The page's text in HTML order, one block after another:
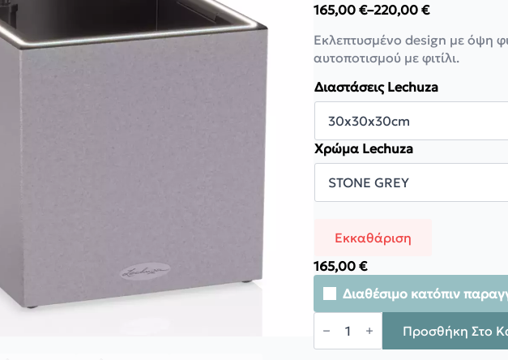
165,00 €–220,00 €
Price
range:
165,00 €
through
220,00 €
Εκλεπτυσμένο design με όψη
αυτοποτισμού με φιτίλι.
Διαστάσεις Lechuza
Χρώμα Lechuza
Εκκαθάριση
165,00 €
Διαθέσιμο κατόπιν
Lechuza
CANTO
Προσθήκη Στο